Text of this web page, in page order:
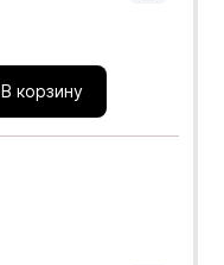
В корзину